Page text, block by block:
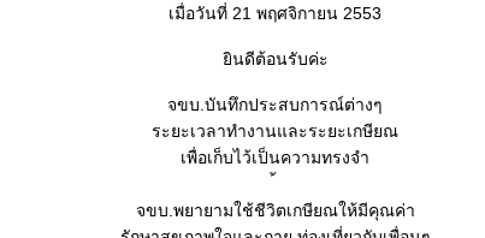
เมื่อวันที่ 21 พฤศจิกายน 2553
ินดีต้อนรับค่ะ
จขบ.บันทึกประสบการณ์ต่างๆ
ระยะเวลาทำงานและระยะเกษียณ
เพื่อเก็บไว้เป็นความทรงจำ
จขบ.พยายามใช้ชีวิตเกษียณให้มีคุณค่า